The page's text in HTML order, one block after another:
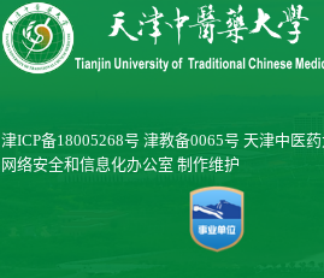
津ICP备18005268号 津教备0065号 天津中医
网络安全和信息化办公室 制作维护